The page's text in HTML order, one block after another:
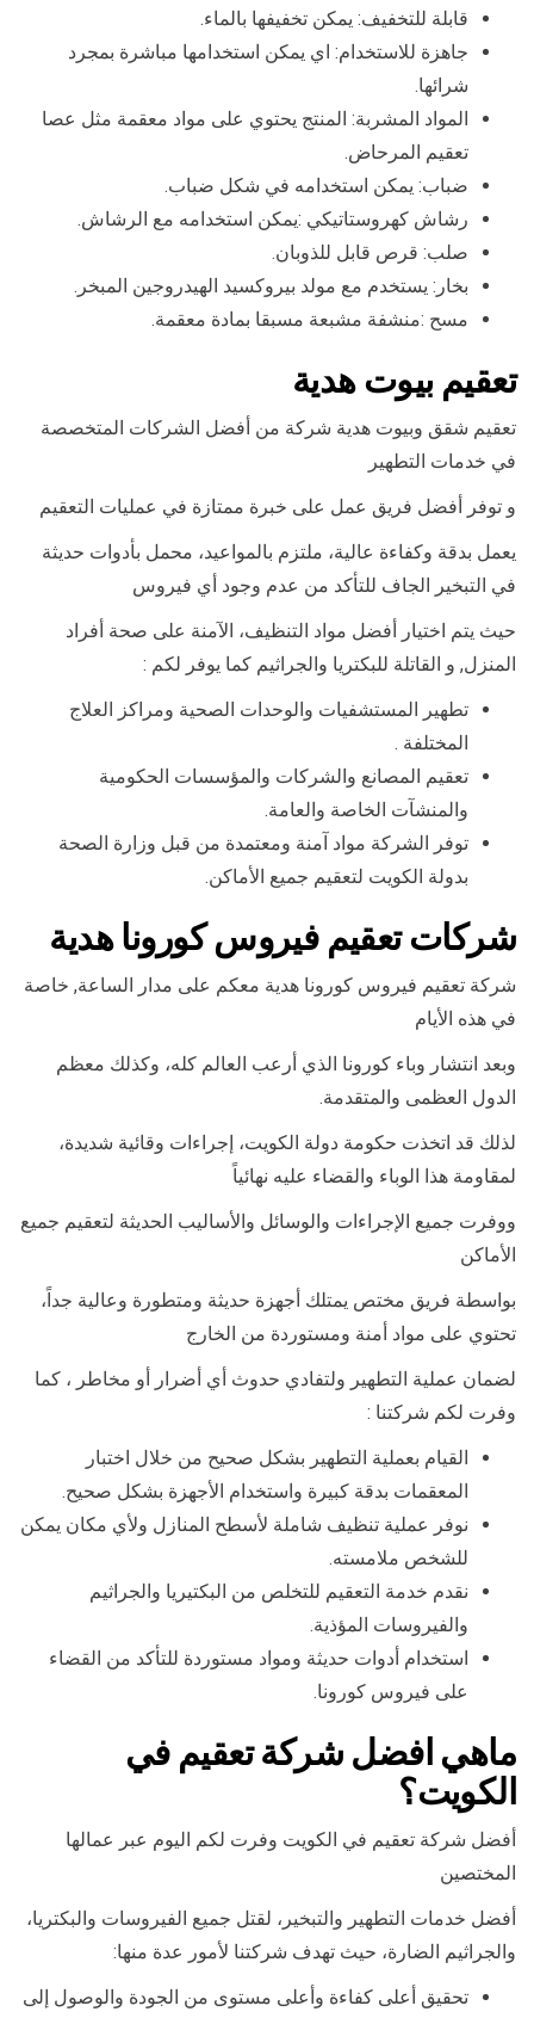
قابلة للتخفيف: يمكن تخفيفها بالماء.
جاهزة للاستخدام: اي يمكن استخدامها مباشرة بمجرد
شرائها.
المواد المشربة: المنتج يحتوي على مواد معقمة مثل عصا
تعقيم المرحاض.
ضباب: يمكن استخدامه في شكل ضباب.
رشاش كهروستاتيكي :يمكن استخدامه مع الرشاش.
صلب: قرص قابل للذوبان.
بخار: يستخدم مع مولد بيروكسيد الهيدروجين المبخر.
مسح :منشفة مشبعة مسبقا بمادة معقمة.
تعقيم بيوت هدية
تعقيم شقق وبيوت هدية شركة من أفضل الشركات المتخصصة
في خدمات التطهير
و توفر أفضل فريق عمل على خبرة ممتازة في عمليات التعقيم
يعمل بدقة وكفاءة عالية، ملتزم بالمواعيد، محمل بأدوات حديثة
في التبخير الجاف للتأكد من عدم وجود أي فيروس
حيث يتم اختيار أفضل مواد التنظيف، الآمنة على صحة أفراد
المنزل, و القاتلة للبكتريا والجراثيم كما يوفر لكم :
تطهير المستشفيات والوحدات الصحية ومراكز العلاج
المختلفة .
تعقيم المصانع والشركات والمؤسسات الحكومية
والمنشآت الخاصة والعامة.
توفر الشركة مواد آمنة ومعتمدة من قبل وزارة الصحة
بدولة الكويت لتعقيم جميع الأماكن.
شركات تعقيم فيروس كورونا هدية
شركة تعقيم فيروس كورونا هدية معكم على مدار الساعة, خاصة
في هذه الأيام
وبعد انتشار وباء كورونا الذي أرعب العالم كله، وكذلك معظم
الدول العظمى والمتقدمة.
لذلك قد اتخذت حكومة دولة الكويت، إجراءات وقائية شديدة،
لمقاومة هذا الوباء والقضاء عليه نهائياً
ووفرت جميع الإجراءات والوسائل والأساليب الحديثة لتعقيم جميع
الأماكن
بواسطة فريق مختص يمتلك أجهزة حديثة ومتطورة وعالية جداً،
تحتوي على مواد أمنة ومستوردة من الخارج
لضمان عملية التطهير ولتفادي حدوث أي أضرار أو مخاطر ، كما
وفرت لكم شركتنا :
القيام بعملية التطهير بشكل صحيح من خلال اختبار
المعقمات بدقة كبيرة واستخدام الأجهزة بشكل صحيح.
نوفر عملية تنظيف شاملة لأسطح المنازل ولأي مكان يمكن
للشخص ملامسته.
نقدم خدمة التعقيم للتخلص من البكتيريا والجراثيم
والفيروسات المؤذية.
استخدام أدوات حديثة ومواد مستوردة للتأكد من القضاء
على فيروس كورونا.
ماهي افضل شركة تعقيم في
الكويت؟
أفضل شركة تعقيم في الكويت وفرت لكم اليوم عبر عمالها
المختصين
أفضل خدمات التطهير والتبخير، لقتل جميع الفيروسات والبكتريا،
والجراثيم الضارة، حيث تهدف شركتنا لأمور عدة منها:
تحقيق أعلى كفاءة وأعلى مستوى من الجودة والوصول إلى